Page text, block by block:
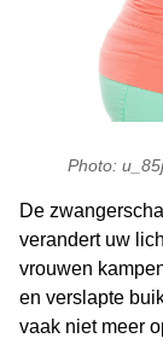
Photo:
De
verandert uw
vrouwen
en verslapte
vaak niet meer